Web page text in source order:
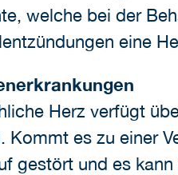
welche bei der
eine
Herz verfügt
Kommt es zu einer
gestört und es